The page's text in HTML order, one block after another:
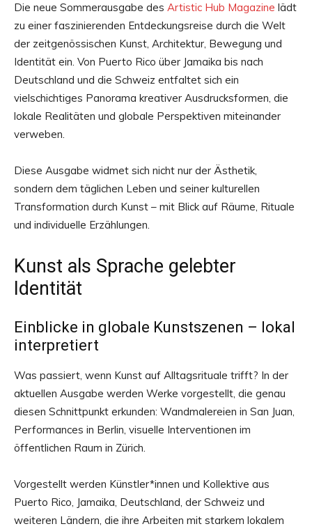
Die neue Sommerausgabe des Artistic Hub Magazine lädt
zu einer faszinierenden Entdeckungsreise durch die Welt
der zeitgenössischen Kunst, Architektur, Bewegung und
Identität ein. Von Puerto Rico über Jamaika bis nach
Deutschland und die Schweiz entfaltet sich ein
vielschichtiges Panorama kreativer Ausdrucksformen, die
lokale Realitäten und globale Perspektiven miteinander
verweben.
Diese Ausgabe widmet sich nicht nur der Ästhetik,
sondern dem täglichen Leben und seiner kulturellen
Transformation durch Kunst – mit Blick auf Räume, Rituale
und individuelle Erzählungen.
Kunst als Sprache gelebter
Identität
Einblicke in globale Kunstszenen – lokal
interpretiert
Was passiert, wenn Kunst auf Alltagsrituale trifft? In der
aktuellen Ausgabe werden Werke vorgestellt, die genau
diesen Schnittpunkt erkunden: Wandmalereien in San Juan,
Performances in Berlin, visuelle Interventionen im
öffentlichen Raum in Zürich.
Vorgestellt werden Künstler*innen und Kollektive aus
Puerto Rico, Jamaika, Deutschland, der Schweiz und
weiteren Ländern, die ihre Arbeiten mit starkem lokalem